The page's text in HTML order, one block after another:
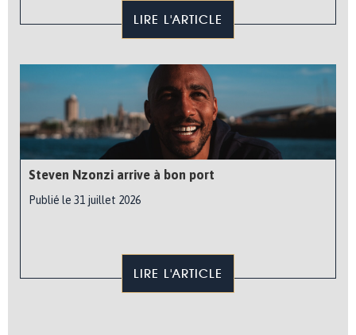
LIRE L'ARTICLE
Steven Nzonzi arrive à bon port
Publié le 31 juillet 2026
LIRE L'ARTICLE